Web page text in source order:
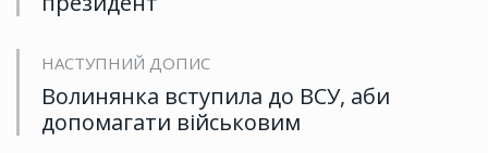
НАСТУПНИЙ ДОПИС
Волинянка вступила до ВСУ, аби
допомагати військовим